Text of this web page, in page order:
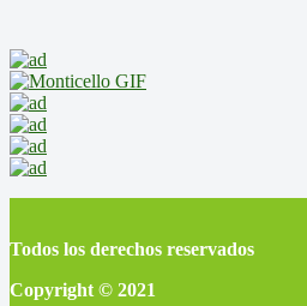
Todos los derechos reservados
Copyright © 2021